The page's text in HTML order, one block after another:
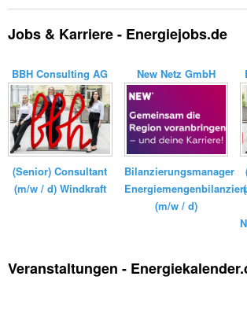
Jobs & Karriere - Energiejobs.de
BBH Consulting AG
(Senior) Consultant
(m/w / d) Windkraft
New Netz GmbH
Bilanzierungsmanager
(m/w / d)
Veranstaltungen -